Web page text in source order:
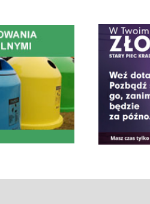
czyste powietrze